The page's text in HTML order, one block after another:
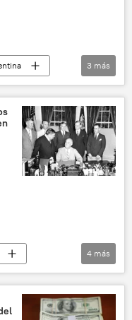
Milei
3 más
petróleo
4 más